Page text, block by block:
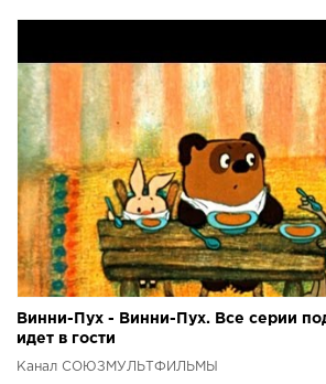
Винни-Пух - Винни-Пух. Все серии
идет в гости
Канал СОЮЗМУЛЬТФИЛЬМЫ